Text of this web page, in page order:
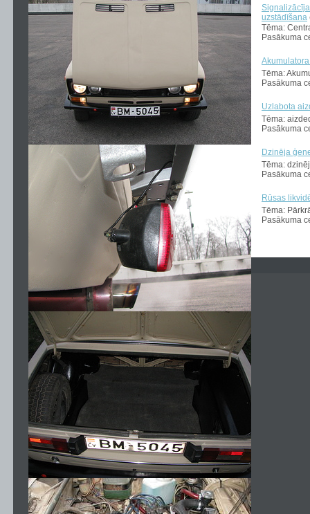
uzstādīšana
Tēma:
Pasākuma
Tēma:
Pasākuma
Uzlabota
Tēma:
Pasākuma
Dzinēja
Tēma:
Pasākuma
Rūsas
Tēma:
Pasākuma